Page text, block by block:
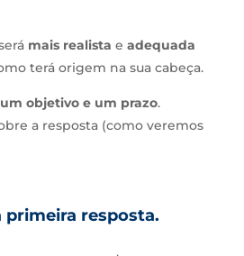
mais realista e adequada
terá origem na sua cabeça.
objetivo e um prazo.
a resposta (como veremos
primeira resposta.